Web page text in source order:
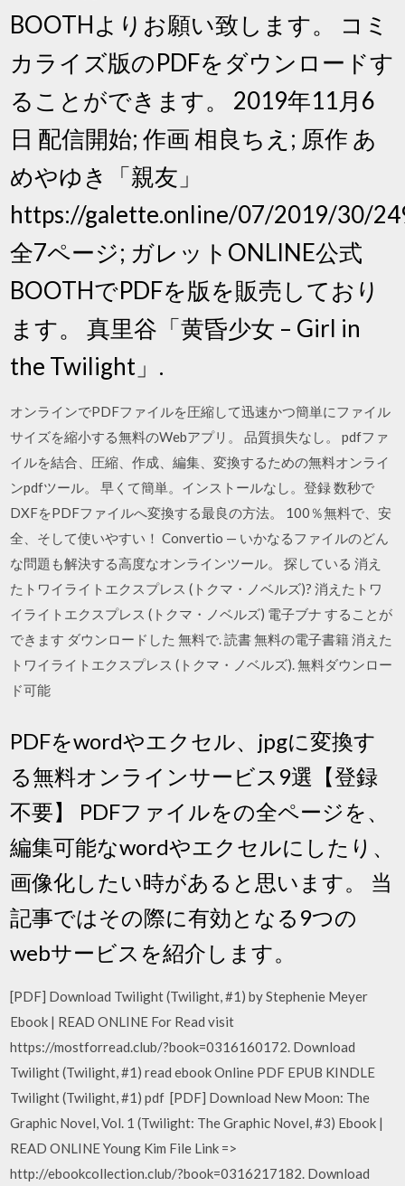
BOOTHよりお願い致します。 コミ
カライズ版のPDFをダウンロードす
ることができます。 2019年11月6
日 配信開始; 作画 相良ちえ; 原作 あ
めやゆき「親友」
https://galette.online/07/2019/30/
全7ページ; ガレットONLINE公式
BOOTHでPDFを版を販売しており
ます。 真里谷「黄昏少女 – Girl in
the Twilight」.
オンラインでPDFファイルを圧縮して迅速かつ簡単にファイル
サイズを縮小する無料のWebアプリ。 品質損失なし。 pdfファ
イルを結合、圧縮、作成、編集、変換するための無料オンライ
ンpdfツール。 早くて簡単。インストールなし。登録 数秒で
DXFをPDFファイルへ変換する最良の方法。 100％無料で、安
全、そして使いやすい！ Convertio — いかなるファイルのどん
な問題も解決する高度なオンラインツール。 探している 消え
たトワイライトエクスプレス (トクマ・ノベルズ)? 消えたトワ
イライトエクスプレス (トクマ・ノベルズ) 電子ブナ することが
できます ダウンロードした 無料で. 読書 無料の電子書籍 消えた
トワイライトエクスプレス (トクマ・ノベルズ). 無料ダウンロー
ド可能
PDFをwordやエクセル、jpgに変換す
る無料オンラインサービス9選【登録
不要】 PDFファイルをの全ページを、
編集可能なwordやエクセルにしたり、
画像化したい時があると思います。 当
記事ではその際に有効となる9つの
webサービスを紹介します。
[PDF] Download Twilight (Twilight, #1) by Stephenie Meyer
Ebook | READ ONLINE For Read visit
https://mostforread.club/?book=0316160172. Download
Twilight (Twilight, #1) read ebook Online PDF EPUB KINDLE
Twilight (Twilight, #1) pdf [PDF] Download New Moon: The
Graphic Novel, Vol. 1 (Twilight: The Graphic Novel, #3) Ebook |
READ ONLINE Young Kim File Link =>
http://ebookcollection.club/?book=0316217182. Download